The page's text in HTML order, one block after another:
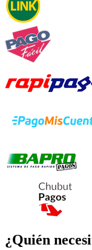
¿Quién